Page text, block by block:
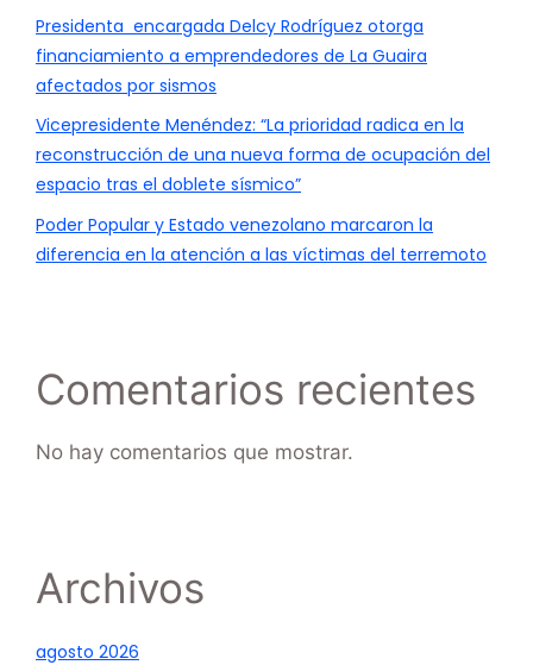
Presidenta encargada Delcy Rodríguez otorga
financiamiento a emprendedores de La Guaira
afectados por sismos
Vicepresidente Menéndez: “La prioridad radica en la
reconstrucción de una nueva forma de ocupación del
espacio tras el doblete sísmico”
Poder Popular y Estado venezolano marcaron la
diferencia en la atención a las víctimas del terremoto
Comentarios recientes
No hay comentarios que mostrar.
Archivos
agosto 2026